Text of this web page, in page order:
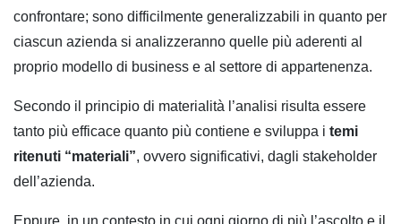
confrontare; sono difficilmente generalizzabili in quanto per
ciascun azienda si analizzeranno quelle più aderenti al
proprio modello di business e al settore di appartenenza.
Secondo il principio di materialità l’analisi risulta essere
tanto più efficace quanto più contiene e sviluppa i temi
ritenuti “materiali”, ovvero significativi, dagli stakeholder
dell’azienda.
Eppure, in un contesto in cui ogni giorno di più l’ascolto e il